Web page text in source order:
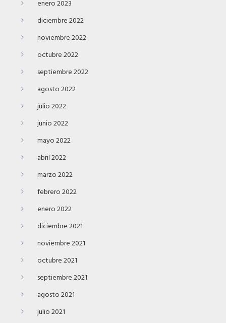
enero 2023
diciembre 2022
noviembre 2022
octubre 2022
septiembre 2022
agosto 2022
julio 2022
junio 2022
mayo 2022
abril 2022
marzo 2022
febrero 2022
enero 2022
diciembre 2021
noviembre 2021
octubre 2021
septiembre 2021
agosto 2021
julio 2021